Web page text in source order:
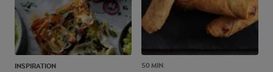
INSPIRATION 50 MIN.